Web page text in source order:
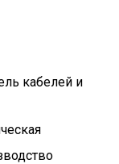
кабелей и